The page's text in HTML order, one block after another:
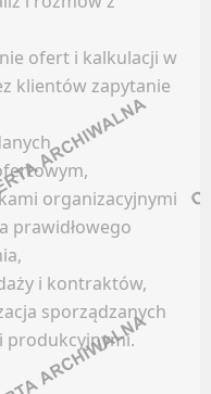
ofert i kalkulacji w
klientów zapytanie
organizacyjnymi
prawidłowego
i kontraktów,
sporządzanych
produkcyjnymi.